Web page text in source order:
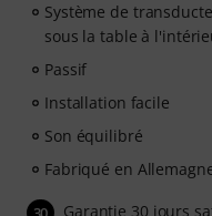
Système de
sous la table à
Passif
Installation facile
Son équilibré
Fabriqué en
Garantie 30 jours